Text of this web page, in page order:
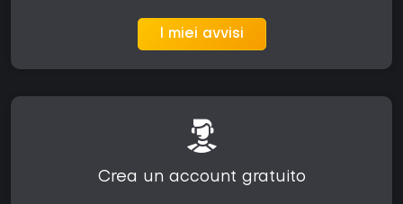
I miei avvisi
Crea un account gratuito